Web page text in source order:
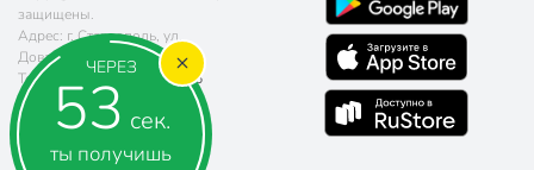
ЧЕРЕЗ
52 сек.
ты получишь
защищены.
Адрес: г. Ставрополь, ул.
Доваторцев, д. 61
Телефон:
8 (800) 770-77-06
Почта:sales@poryadok.ru